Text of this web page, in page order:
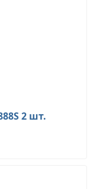
2 шт.